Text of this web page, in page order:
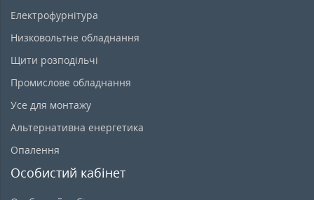
Електрофурнітура
Низковольтне обладнання
Щити розподільчі
Промислове обладнання
Усе для монтажу
Альтернативна енергетика
Опалення
Особистий кабінет